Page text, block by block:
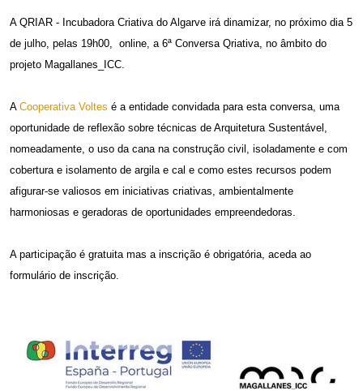
A QRIAR - Incubadora Criativa do Algarve irá dinamizar, no próximo dia 5
de julho, pelas 19h00, online, a 6ª Conversa Qriativa, no âmbito do
projeto Magallanes_ICC.
A Cooperativa Voltes é a entidade convidada para esta conversa, uma
oportunidade de reflexão sobre técnicas de Arquitetura Sustentável,
nomeadamente, o uso da cana na construção civil, isoladamente e com
cobertura e isolamento de argila e cal e como estes recursos podem
afigurar-se valiosos em iniciativas criativas, ambientalmente
harmoniosas e geradoras de oportunidades empreendedoras.
A participação é gratuita mas a inscrição é obrigatória, aceda ao
formulário de inscrição.